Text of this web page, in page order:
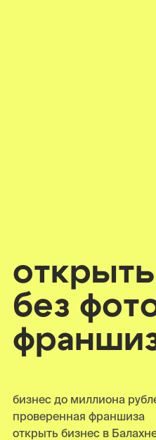
без
бизнес до миллиона
проверенная франшиза
открыть бизнес в